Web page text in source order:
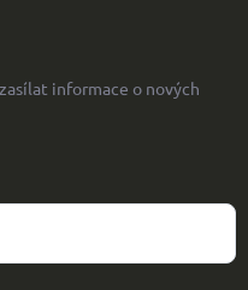
informace o nových